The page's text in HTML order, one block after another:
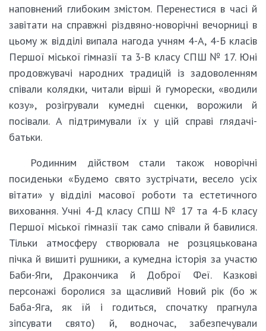
наповнений глибоким змістом. Перенестися в часі й
завітати на справжні різдвяно-новорічні вечорниці в
цьому ж відділі випала нагода учням 4-А, 4-Б класів
Першої міської гімназії та 3-В класу СПШ № 17. Юні
продовжувачі народних традицій із задоволенням
співали колядки, читали вірші й гуморески, «водили
козу», розігрували кумедні сценки, ворожили й
посівали. А підтримували їх у цій справі глядачі-
батьки.
Родинним дійством стали також новорічні
посиденьки «Будемо свято зустрічати, весело усіх
вітати» у відділі масової роботи та естетичного
виховання. Учні 4-Д класу СПШ № 17 та 4-Б класу
Першої міської гімназії так само співали й бавилися.
Тільки атмосферу створювала не розцяцькована
пічка й вишиті рушники, а кумедна історія за участю
Баби-Яги, Дракончика й Доброї Феї. Казкові
персонажі боролися за щасливий Новий рік (бо ж
Баба-Яга, як їй і годиться, спочатку прагнула
зіпсувати свято) й, водночас, забезпечували